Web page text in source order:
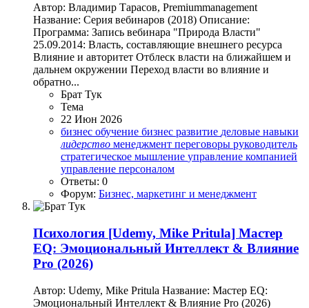
Автор: Владимир Тарасов, Premiummanagement
Название: Серия вебинаров (2018) Описание:
Программа: Запись вебинара "Природа Власти"
25.09.2014: Власть, составляющие внешнего ресурса
Влияние и авторитет Отблеск власти на ближайшем и
дальнем окружении Переход власти во влияние и
обратно...
Брат Тук
Тема
22 Июн 2026
бизнес обучение бизнес развитие деловые навыки
лидерство менеджмент переговоры руководитель
стратегическое мышление управление компанией
управление персоналом
Ответы: 0
Форум: Бизнес, маркетинг и менеджмент
Психология [Udemy, Mike Pritula] Мастер
EQ: Эмоциональный Интеллект & Влияние
Pro (2026)
Автор: Udemy, Mike Pritula Название: Мастер EQ:
Эмоциональный Интеллект & Влияние Pro (2026)